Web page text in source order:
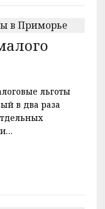
льготы
в два раза